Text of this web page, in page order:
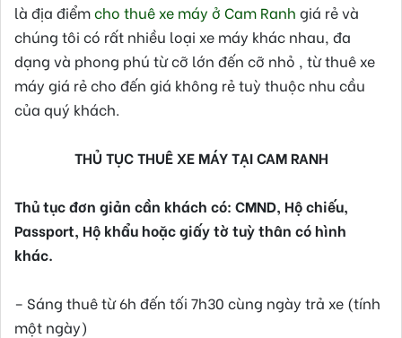
là địa điểmcho thuê xe máy ở Cam Ranh giá rẻ và
chúng tôi có rất nhiều loại xe máy khác nhau, đa
dạng và phong phú từ cỡ lớn đến cỡ nhỏ , từ thuê xe
máy giá rẻ cho đến giá không rẻ tuỳ thuộc nhu cầu
của quý khách.
THỦ TỤC THUÊ XE MÁY TẠI CAM RANH
Thủ tục đơn giản cần khách có: CMND, Hộ chiếu,
Passport, Hộ khẩu hoặc giấy tờ tuỳ thân có hình
khác.
– Sáng thuê từ 6h đến tối 7h30 cùng ngày trả xe (tính
một ngày)